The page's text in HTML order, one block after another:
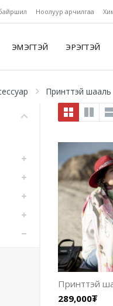
Ноолуур арчилгаа
ЭМЭГТЭЙ ЭРЭГТЭЙ
Принттэй шааль
Принттэй
289,000₮